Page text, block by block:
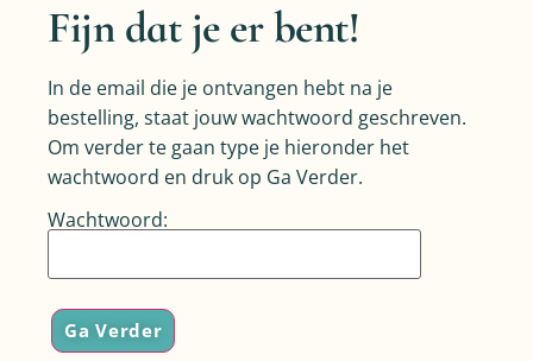
Fijn dat je er bent!
In de email die je ontvangen hebt na je
bestelling, staat jouw wachtwoord geschreven.
Om verder te gaan type je hieronder het
wachtwoord en druk op Ga Verder.
Wachtwoord:
Ga Verder